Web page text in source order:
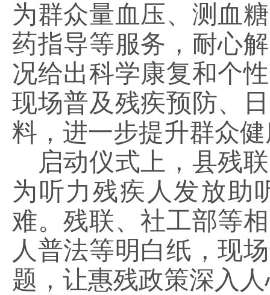
为群众量血压、测血
药指导等服务，耐心
况给出科学康复和个
现场普及残疾预防、
料，进一步提升群众
启动仪式上，县残
为听力残疾人发放助
难。残联、社工部等
人普法等明白纸，现
题，让惠残政策深入